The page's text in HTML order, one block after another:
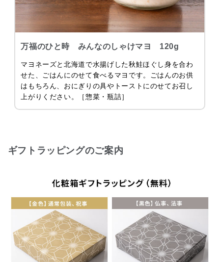
万福のひと時 みんなのしゃけマヨ 120g
マヨネーズと北海道で水揚げした秋鮭ほぐし身を合わ
せた、ごはんにのせて食べるマヨです。ごはんのお供
はもちろん、おにぎりの具やトーストにのせてお召し
上がりください。［惣菜・瓶詰］
ギフトラッピングのご案内